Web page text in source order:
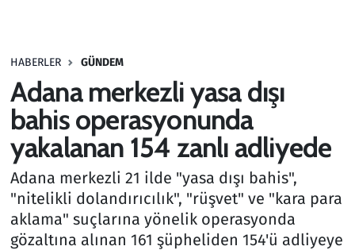
HABERLER GÜNDEM
Adana merkezli yasa dışı
bahis operasyonunda
yakalanan 154 zanlı adliyede
Adana merkezli 21 ilde "yasa dışı bahis",
"nitelikli dolandırıcılık", "rüşvet" ve "kara para
aklama" suçlarına yönelik operasyonda
gözaltına alınan 161 şüpheliden 154'ü adliyeye
Haber
Kültür Sanat
Kurumsal Haberler
Lezzet Durağı
Memur ve Kamu